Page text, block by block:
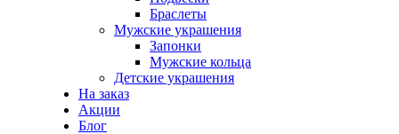
Браслеты
Мужские украшения
Запонки
Мужские кольца
Детские украшения
На заказ
Акции
Блог